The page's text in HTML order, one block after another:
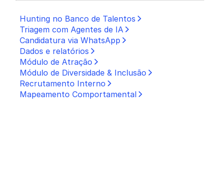
Hunting no Banco de Talentos
Triagem com Agentes de IA
Candidatura via WhatsApp
Dados e relatórios
Módulo de Atração
Módulo de Diversidade & Inclusão
Recrutamento Interno
Mapeamento Comportamental